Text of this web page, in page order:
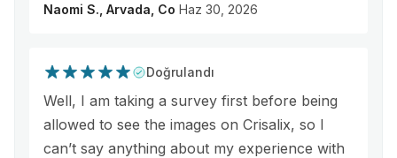
Naomi S., Arvada, Co Haz 30, 2026
Doğrulandı
Well, I am taking a survey first before being
allowed to see the images on Crisalix, so I
can’t say anything about my experience with